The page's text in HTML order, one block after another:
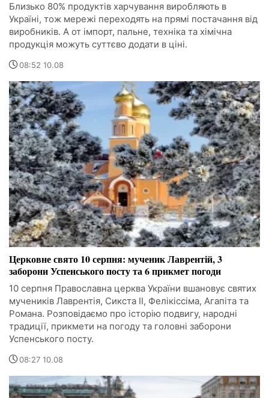
Близько 80% продуктів харчування виробляють в
Україні, тож мережі переходять на прямі постачання від
виробників. А от імпорт, пальне, техніка та хімічна
продукція можуть суттєво додати в ціні.
08:52 10.08
Церковне свято 10 серпня: мученик Лаврентій, 3
заборони Успенського посту та 6 прикмет погоди
10 серпня Православна церква України вшановує святих
мучеників Лаврентія, Сикста II, Фелікіссіма, Агапіта та
Романа. Розповідаємо про історію подвигу, народні
традиції, прикмети на погоду та головні заборони
Успенського посту.
08:27 10.08